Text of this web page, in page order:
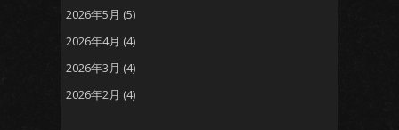
2026年5月 (5)
2026年4月 (4)
2026年3月 (4)
2026年2月 (4)